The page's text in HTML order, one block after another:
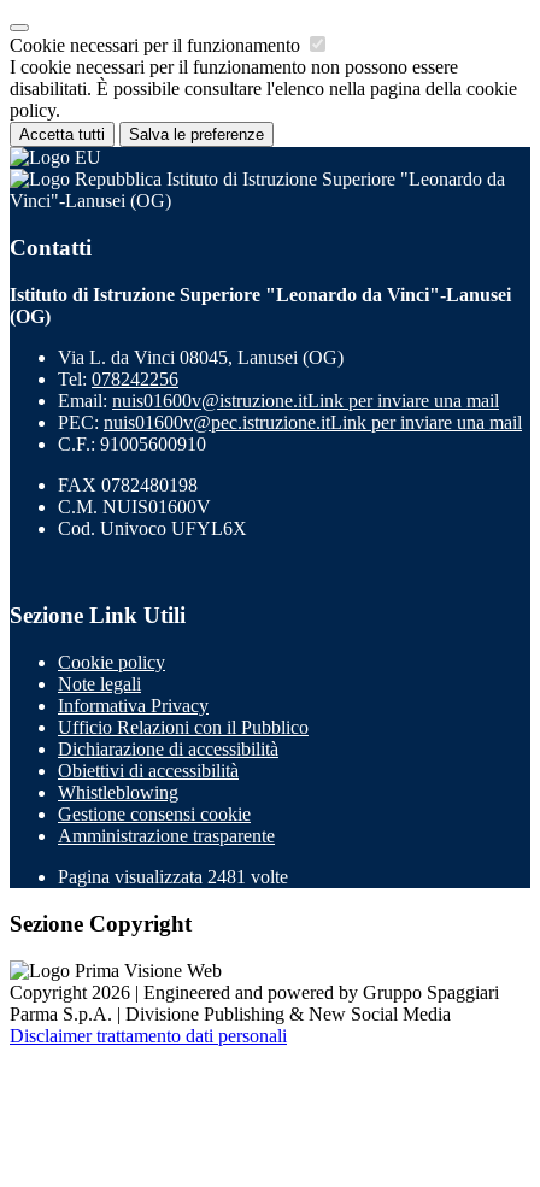
Cookie necessari per il funzionamento
I cookie necessari per il funzionamento non possono essere
disabilitati. È possibile consultare l'elenco nella pagina della cookie
policy.
Accetta tutti Salva le preferenze
Istituto di Istruzione Superiore "Leonardo da
Vinci"-Lanusei (OG)
Contatti
Istituto di Istruzione Superiore "Leonardo da Vinci"-Lanusei
(OG)
Via L. da Vinci 08045, Lanusei (OG)
Tel: 078242256
Email: nuis01600v@istruzione.itLink per inviare una mail
PEC: nuis01600v@pec.istruzione.itLink per inviare una mail
C.F.: 91005600910
FAX 0782480198
C.M. NUIS01600V
Cod. Univoco UFYL6X
Sezione Link Utili
Cookie policy
Note legali
Informativa Privacy
Ufficio Relazioni con il Pubblico
Dichiarazione di accessibilità
Obiettivi di accessibilità
Whistleblowing
Gestione consensi cookie
Amministrazione trasparente
Pagina visualizzata 2481 volte
Sezione Copyright
Copyright 2026 | Engineered and powered by Gruppo Spaggiari
Parma S.p.A. | Divisione Publishing & New Social Media
Disclaimer trattamento dati personali